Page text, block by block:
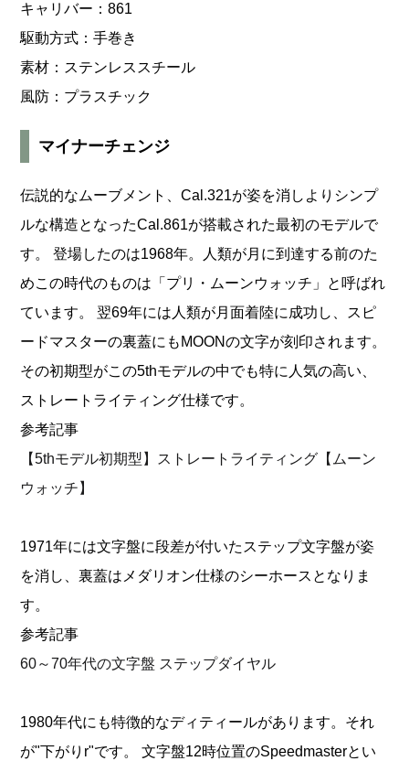
キャリバー：861
駆動方式：手巻き
素材：ステンレススチール
風防：プラスチック
マイナーチェンジ
伝説的なムーブメント、Cal.321が姿を消しよりシンプ
ルな構造となったCal.861が搭載された最初のモデルで
す。 登場したのは1968年。人類が月に到達する前のた
めこの時代のものは「プリ・ムーンウォッチ」と呼ばれ
ています。 翌69年には人類が月面着陸に成功し、スピ
ードマスターの裏蓋にもMOONの文字が刻印されます。
その初期型がこの5thモデルの中でも特に人気の高い、
ストレートライティング仕様です。
参考記事
【5thモデル初期型】ストレートライティング【ムーン
ウォッチ】
1971年には文字盤に段差が付いたステップ文字盤が姿
を消し、裏蓋はメダリオン仕様のシーホースとなりま
す。
参考記事
60～70年代の文字盤 ステップダイヤル
1980年代にも特徴的なディティールがあります。それ
が"下がりr"です。 文字盤12時位置のSpeedmasterとい